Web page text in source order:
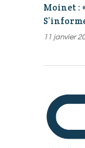
Moinet :
11 janvier